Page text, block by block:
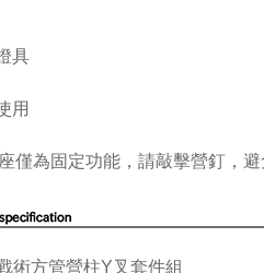
具
用
僅為固定功能，請敲擊營釘，
術方管營柱Y叉套件組